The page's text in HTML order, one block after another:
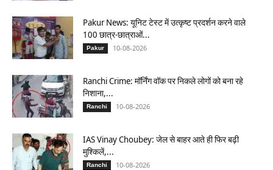
Pakur News: यूनिट टेस्ट में उत्कृष्ट प्रदर्शन करने वाले
100 छात्र-छात्राओं...
Pakur 10-08-2026
Ranchi Crime: मॉर्निंग वॉक पर निकले लोगों को बना रहे
निशाना,...
Ranchi 10-08-2026
IAS Vinay Choubey: जेल से बाहर आते ही फिर बढ़ी
मुश्किलें,...
Ranchi 10-08-2026